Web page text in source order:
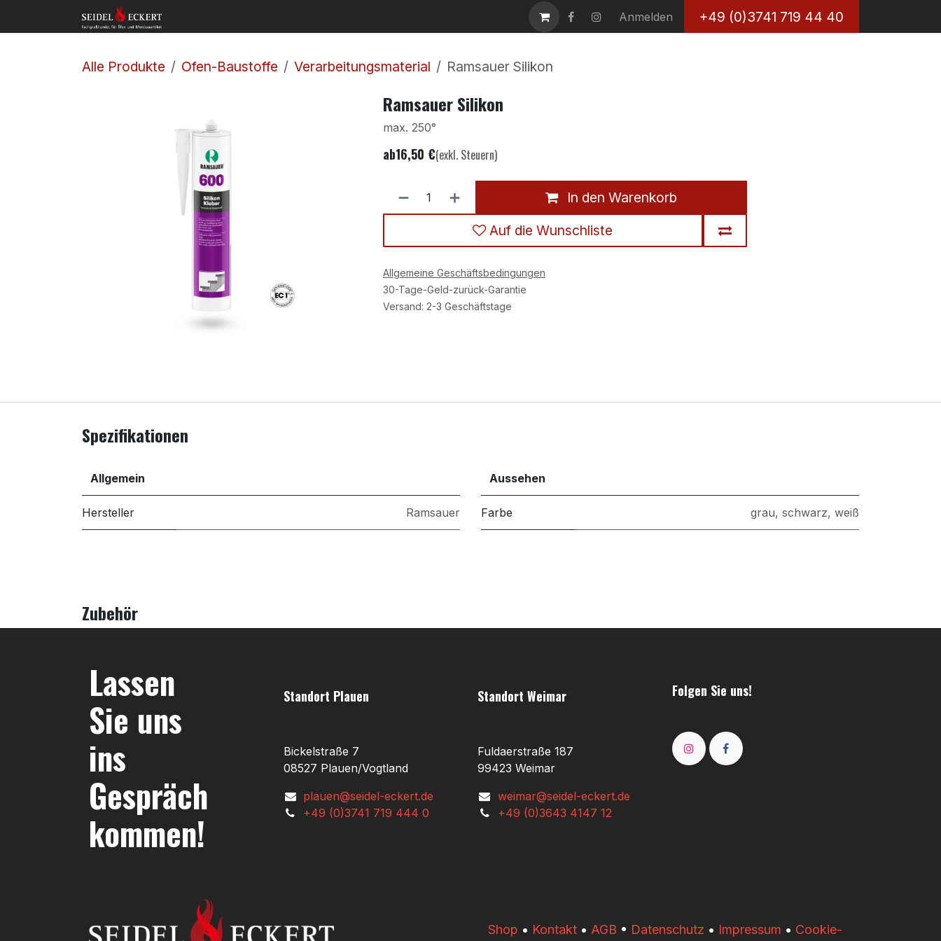
Zum Inhalt springen Anmelden +49 (0)3741 719 44 40
Alle Produkte Ofen-Baustoffe Verarbeitungsmaterial Ramsauer Silikon
Ramsauer Silikon
max. 250°
ab16,50 €(exkl. Steuern)
In den Warenkorb
Auf die Wunschliste
Allgemeine Geschäftsbedingungen
30-Tage-Geld-zurück-Garantie
Versand: 2-3 Geschäftstage
Spezifikationen
Allgemein
Hersteller Ramsauer
Aussehen
Farbe grau, schwarz, weiß
Zubehör
Lassen
Sie uns
ins
Gespräch
kommen!
Folgen Sie uns!
Standort Plauen
Bickelstraße 7
08527 Plauen/Vogtland
plauen@seidel-eckert.de
+49 (0)3741 719 444 0
Standort Weimar
Fuldaerstraße 187
99423 Weimar
weimar@seidel-eckert.de
+49 (0)3643 4147 12
​​Shop • Kontakt• AGB • Datenschutz • Impressum • Cookie-